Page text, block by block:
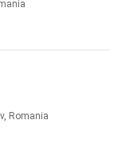
Romania